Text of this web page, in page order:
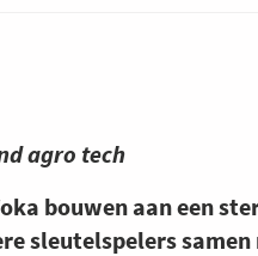
agro tech
bouwen aan een
sleutelspelers